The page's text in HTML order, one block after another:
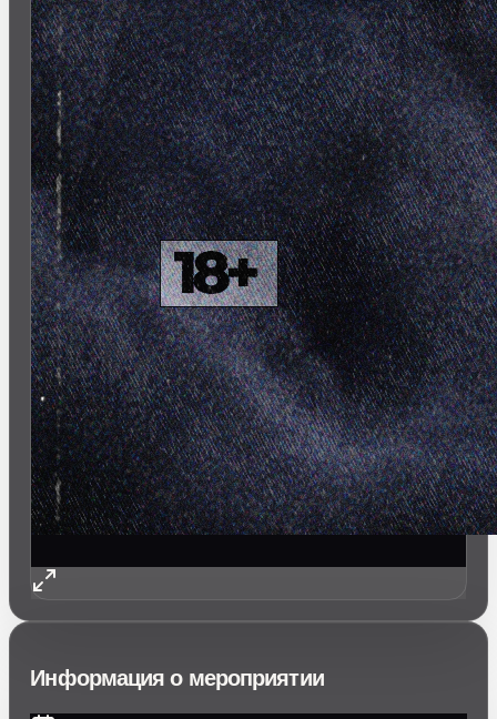
Информация о мероприятии